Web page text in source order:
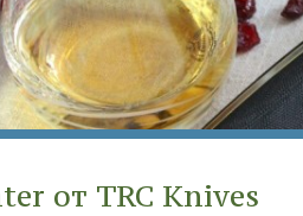
от TRC Knives